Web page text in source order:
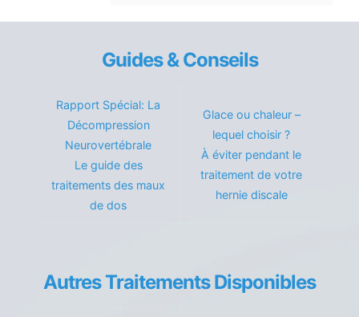
Guides & Conseils
Rapport Spécial: La
Décompression
Neurovertébrale
Le guide des
traitements des maux
de dos
Glace ou chaleur –
lequel choisir ?
À éviter pendant le
traitement de votre
hernie discale
Autres Traitements Disponibles